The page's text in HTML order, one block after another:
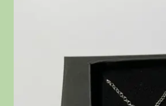
Informations pratiques